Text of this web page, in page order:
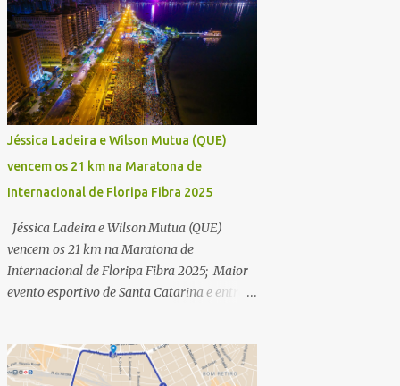
Jéssica Ladeira e Wilson Mutua (QUE)
vencem os 21 km na Maratona de
Internacional de Floripa Fibra 2025
Jéssica Ladeira e Wilson Mutua (QUE)
vencem os 21 km na Maratona de
Internacional de Floripa Fibra 2025; Maior
evento esportivo de Santa Catarina e entre
domingo (30) - Fotos: G2 Filmes/Maratona
de Floripa Florianópolis, 30 de agosto de